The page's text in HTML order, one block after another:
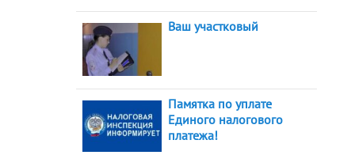
Ваш участковый
Памятка по уплате
Единого налогового
платежа!